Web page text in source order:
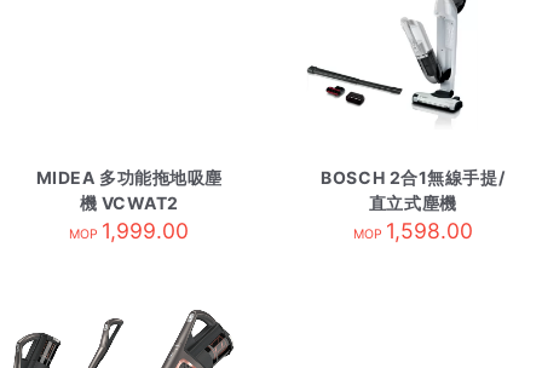
MIDEA 多功能拖地吸塵
機 VCWAT2
MOP 1,999.00
BOSCH 2合1無線手提/
直立式塵機
BBH3280GB 白色
MOP 1,598.00